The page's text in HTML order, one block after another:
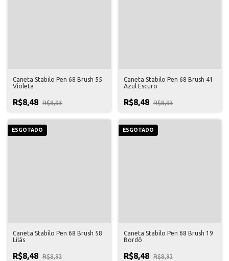
Caneta Stabilo Pen 68 Brush 55
Violeta
R$8,48 R$8,93
Caneta Stabilo Pen 68 Brush 41
Azul Escuro
R$8,48 R$8,93
ESGOTADO
Caneta Stabilo Pen 68 Brush 58
Lilás
R$8,48 R$8,93
ESGOTADO
Caneta Stabilo Pen 68 Brush 19
Bordô
R$8,48 R$8,93